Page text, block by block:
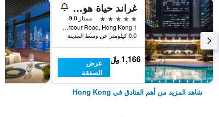
غراند حياة هونغ كونغ
5 نجوم
ممتاز 9.0
1 Harbour Road, Hong Kong, هونغ كونغ
0.0 كيلومتر عن وسط المدينة
1,166 ﷼
عرض
الصفقة
شاهد المزيد من أهم الفنادق في Hong Kong